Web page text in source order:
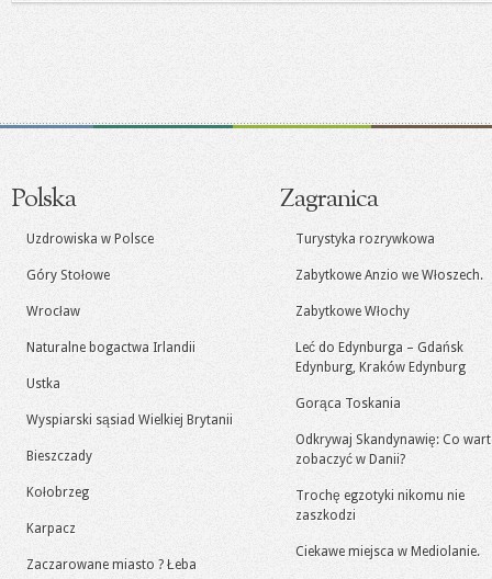
Polska
Uzdrowiska w Polsce
Góry Stołowe
Wrocław
Naturalne bogactwa Irlandii
Ustka
Wyspiarski sąsiad Wielkiej Brytanii
Bieszczady
Kołobrzeg
Karpacz
Zaczarowane miasto ? Łeba
Zagranica
Turystyka rozrywkowa
Zabytkowe Anzio we Włoszech.
Zabytkowe Włochy
Leć do Edynburga – Gdańsk
Edynburg, Kraków Edynburg
Gorąca Toskania
Odkrywaj Skandynawię: Co
zobaczyć w Danii?
Trochę egzotyki nikomu nie
zaszkodzi
Ciekawe miejsca w Mediolanie.